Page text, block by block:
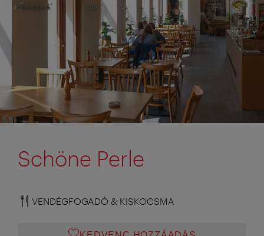
Schöne Perle
VENDÉGFOGADÓ & KISKOCSMA